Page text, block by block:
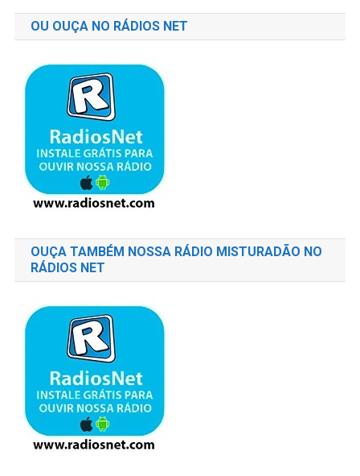
OU OUÇA NO RÁDIOS NET
OUÇA TAMBÉM NOSSA RÁDIO MISTURADÃO NO
RÁDIOS NET